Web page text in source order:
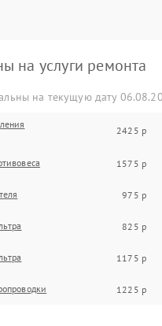
на услуги ремонта
на текущую дату
2425 р
1575 р
975 р
825 р
1175 р
1225 р